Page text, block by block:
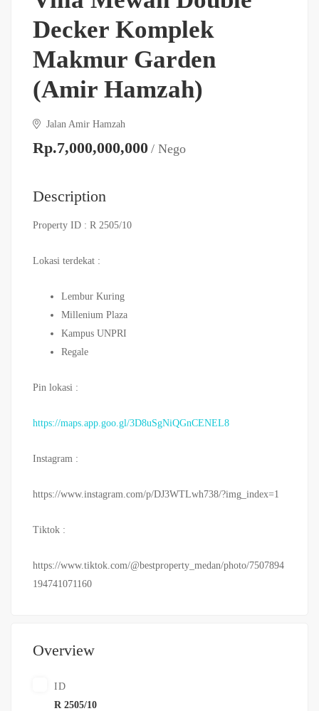
Decker Komplek
Makmur Garden
(Amir Hamzah)
Jalan Amir Hamzah
Rp.7,000,000,000 / Nego
Description
Property ID : R 2505/10
Lokasi terdekat :
Lembur Kuring
Millenium Plaza
Kampus UNPRI
Regale
Pin lokasi :
https://maps.app.goo.gl/3D8uSgNiQGnCENEL8
Instagram :
https://www.instagram.com/p/DJ3WTLwh738/?img_index=1
Tiktok :
https://www.tiktok.com/@bestproperty_medan/photo/7507894
194741071160
Overview
ID
R 2505/10